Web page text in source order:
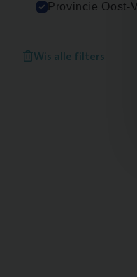
Provincie Oost-
Wis alle filters